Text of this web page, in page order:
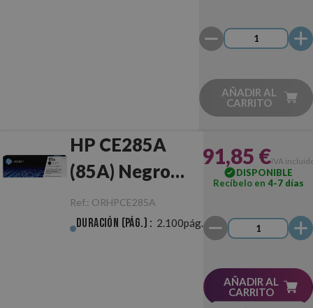
AÑADIR AL
CARRITO
HP CE285A
(85A) Negro
Original
Ref.: ORHPCE285A
Duración (pág.) : 2.100pág.
91,85 €IVA
DISPONIBLE
Recíbelo en 4-7 días
AÑADIR AL
CARRITO